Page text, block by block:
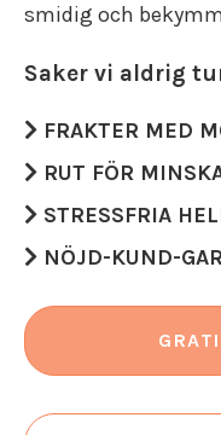
Flyttstädning
Flyttstädning
Flyttstädning
Flyttstädning
smidig och
Saker vi aldrig
FRAKTER MED
RUT FÖR
STRESSFRIA
NÖJD-KUND-